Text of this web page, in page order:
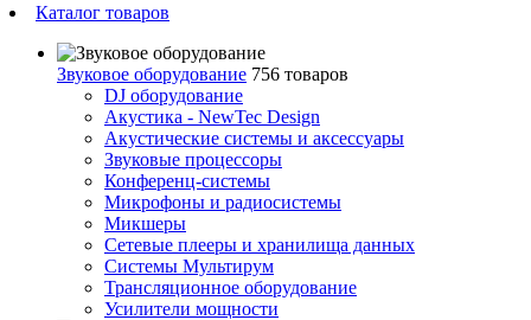
Каталог товаров
Звуковое оборудование 756 товаров
DJ оборудование
Акустика - NewTec Design
Акустические системы и аксессуары
Звуковые процессоры
Конференц-системы
Микрофоны и радиосистемы
Микшеры
Сетевые плееры и хранилища данных
Системы Мультирум
Трансляционное оборудование
Усилители мощности